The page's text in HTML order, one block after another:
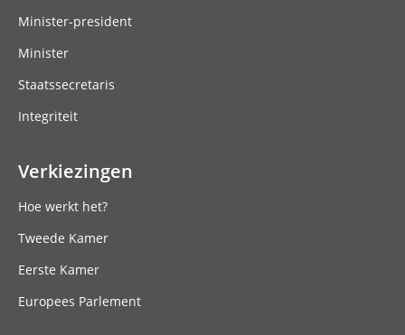
Minister-president
Minister
Staatssecretaris
Integriteit
Verkiezingen
Hoe werkt het?
Tweede Kamer
Eerste Kamer
Europees Parlement